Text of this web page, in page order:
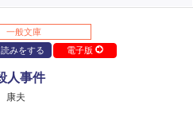
一般文庫
みをする
電子版
人事件
康夫